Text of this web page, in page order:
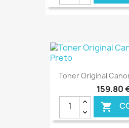
Toner Original
159,80
